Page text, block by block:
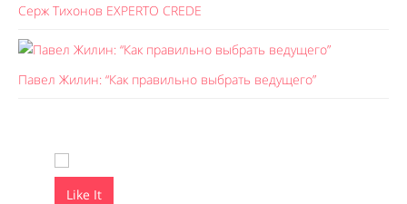
Серж Тихонов EXPERTO CREDE
Павел Жилин: “Как правильно выбрать ведущего”
Like It